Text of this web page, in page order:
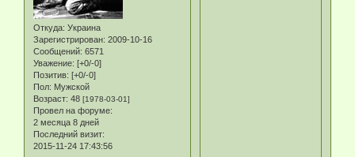
Откуда: Украина
Зарегистрирован: 2009-10-16
Сообщений: 6571
Уважение: [+0/-0]
Позитив: [+0/-0]
Пол: Мужской
Возраст: 48 [1978-03-01]
Провел на форуме:
2 месяца 8 дней
Последний визит:
2015-11-24 17:43:56